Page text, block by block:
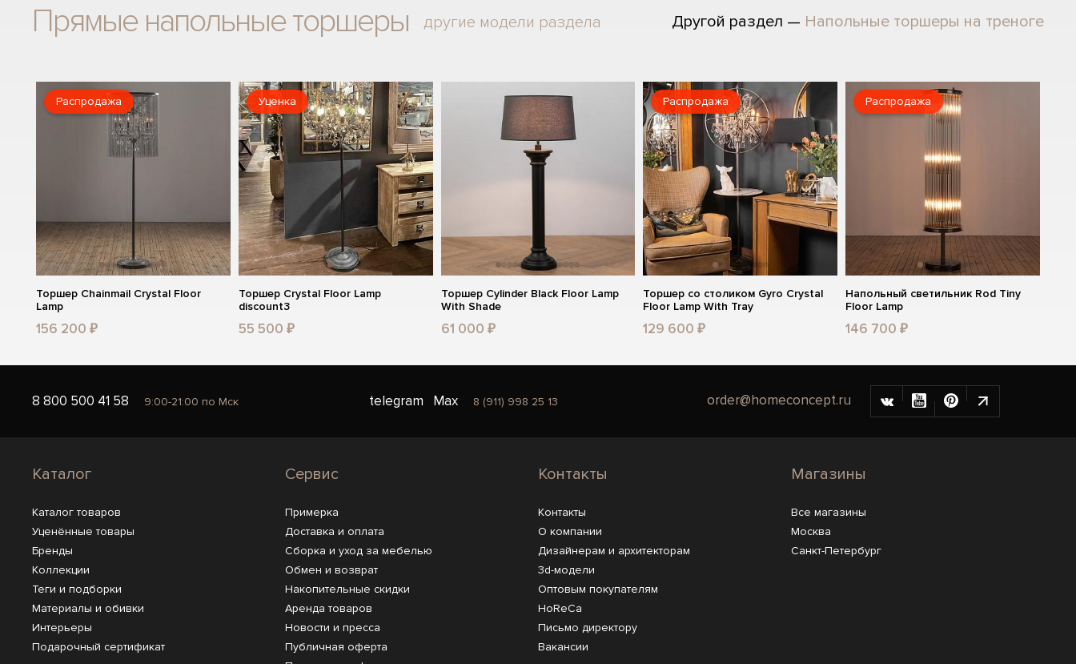
Прямые напольные торшеры другие модели раздела Другой раздел — Напольные торшеры на треноге
Распродажа
Торшер Chainmail Crystal Floor
Lamp
156 200 ₽
Уценка
Торшер Crystal Floor Lamp
discount3
55 500 ₽
Торшер Cylinder Black Floor Lamp
With Shade
61 000 ₽
Распродажа
Торшер со столиком Gyro Crystal
Floor Lamp With Tray
129 600 ₽
Распродажа
Напольный светильник Rod Tiny
Floor Lamp
146 700 ₽
8 800 500 41 58 9:00-21:00 по Мск telegram Max 8 (911) 998 25 13 order@homeconcept.ru
Каталог
Каталог товаров
Уценённые товары
Бренды
Коллекции
Теги и подборки
Материалы и обивки
Интерьеры
Подарочный сертификат
Сервис
Примерка
Доставка и оплата
Сборка и уход за мебелью
Обмен и возврат
Накопительные скидки
Аренда товаров
Новости и пресса
Публичная оферта
Контакты
Контакты
О компании
Дизайнерам и архитекторам
3d-модели
Оптовым покупателям
HoReCa
Письмо директору
Вакансии
Магазины
Все магазины
Москва
Санкт-Петербург